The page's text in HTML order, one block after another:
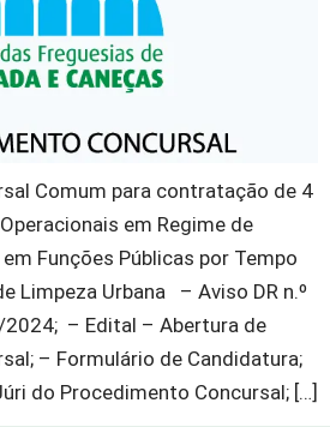
Comum para contratação de 4
em Regime de
Funções Públicas por Tempo
Limpeza Urbana – Aviso DR n.º
– Edital – Abertura de
– Formulário de Candidatura;
do Procedimento Concursal; […]